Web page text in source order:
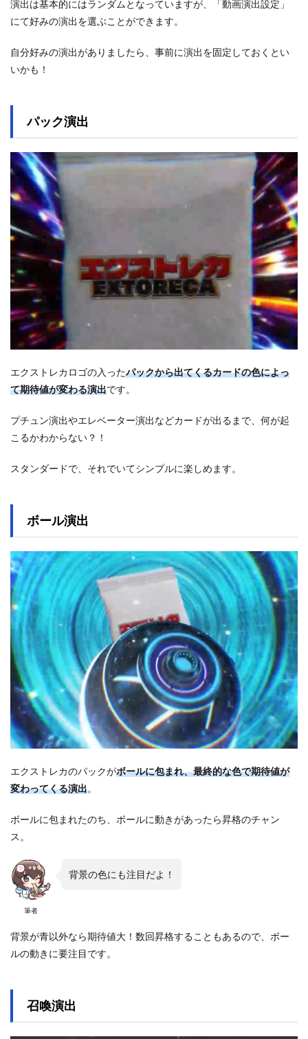
演出は基本的にはランダムとなっていますが、「動画演出設定」
にて好みの演出を選ぶことができます。
自分好みの演出がありましたら、事前に演出を固定しておくとい
いかも！
パック演出
エクストレカロゴの入ったパックから出てくるカードの色によっ
て期待値が変わる演出です。
プチュン演出やエレベーター演出などカードが出るまで、何が起
こるかわからない？！
スタンダードで、それでいてシンプルに楽しめます。
ボール演出
エクストレカのパックがボールに包まれ、最終的な色で期待値が
変わってくる演出。
ボールに包まれたのち、ボールに動きがあったら昇格のチャン
ス。
筆者
背景の色にも注目だよ！
背景が青以外なら期待値大！数回昇格することもあるので、ボー
ルの動きに要注目です。
召喚演出